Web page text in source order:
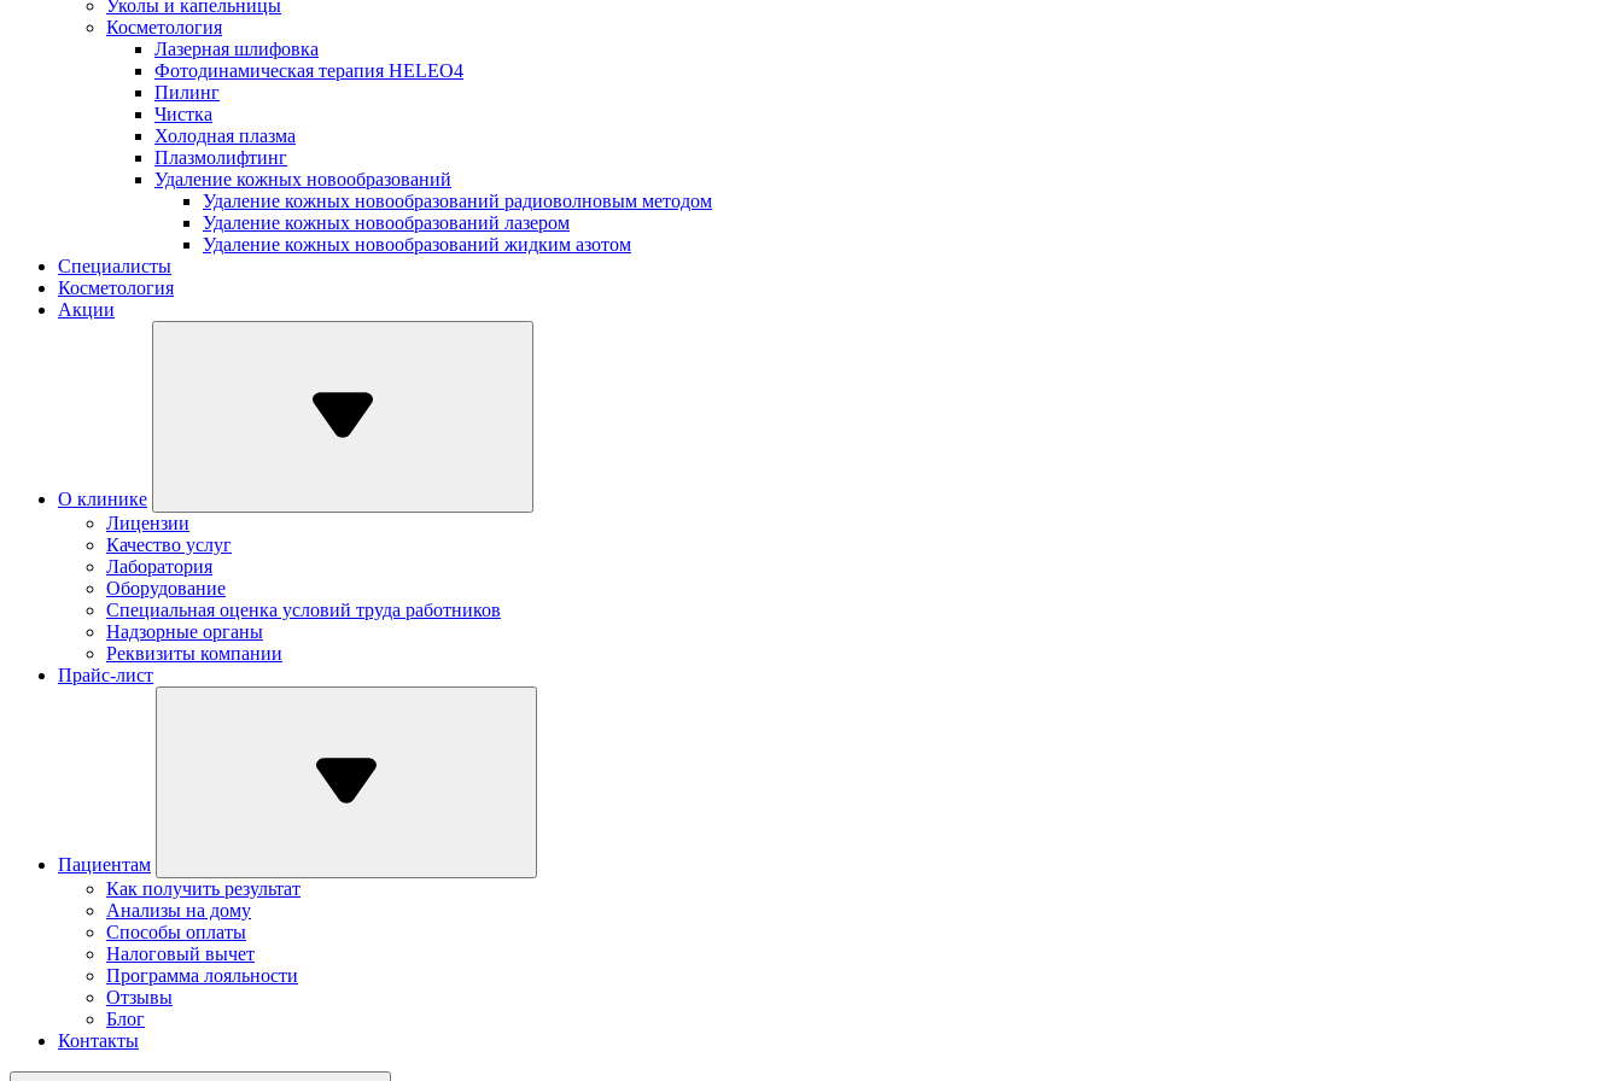
Уколы и капельницы
Косметология
Лазерная шлифовка
Фотодинамическая терапия HELEO4
Пилинг
Чистка
Холодная плазма
Плазмолифтинг
Удаление кожных новообразований
Удаление кожных новообразований радиоволновым методом
Удаление кожных новообразований лазером
Удаление кожных новообразований жидким азотом
Специалисты
Косметология
Акции
О клинике
Лицензии
Качество услуг
Лаборатория
Оборудование
Специальная оценка условий труда работников
Надзорные органы
Реквизиты компании
Прайс-лист
Пациентам
Как получить результат
Анализы на дому
Способы оплаты
Налоговый вычет
Программа лояльности
Отзывы
Блог
Контакты